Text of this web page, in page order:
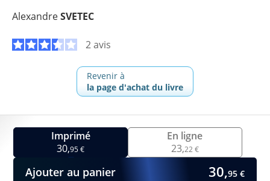
AlexandreSVETEC
2 avis
Revenir à
la page d'achat du livre
Imprimé
30,95 €
En ligne
23,22 €
Ajouter au panier 30,95 €